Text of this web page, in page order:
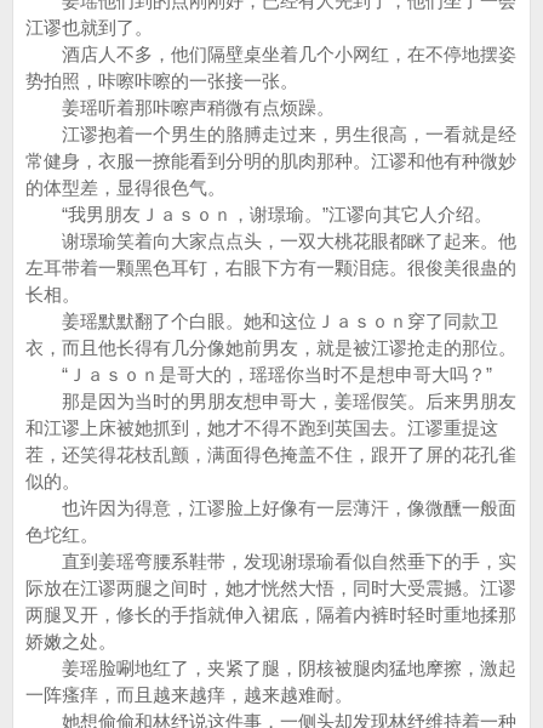
江谬也就到了。
酒店人不多，他们隔壁桌坐着几个小网红，在不停地摆姿
势拍照，咔嚓咔嚓的一张接一张。
姜瑶听着那咔嚓声稍微有点烦躁。
江谬抱着一个男生的胳膊走过来，男生很高，一看就是经
常健身，衣服一撩能看到分明的肌肉那种。江谬和他有种微妙
的体型差，显得很色气。
“我男朋友Ｊａｓｏｎ，谢璟瑜。”江谬向其它人介绍。
谢璟瑜笑着向大家点点头，一双大桃花眼都眯了起来。他
左耳带着一颗黑色耳钉，右眼下方有一颗泪痣。很俊美很蛊的
长相。
姜瑶默默翻了个白眼。她和这位Ｊａｓｏｎ穿了同款卫
衣，而且他长得有几分像她前男友，就是被江谬抢走的那位。
“Ｊａｓｏｎ是哥大的，瑶瑶你当时不是想申哥大吗？”
那是因为当时的男朋友想申哥大，姜瑶假笑。后来男朋友
和江谬上床被她抓到，她才不得不跑到英国去。江谬重提这
茬，还笑得花枝乱颤，满面得色掩盖不住，跟开了屏的花孔雀
似的。
也许因为得意，江谬脸上好像有一层薄汗，像微醺一般面
色坨红。
直到姜瑶弯腰系鞋带，发现谢璟瑜看似自然垂下的手，实
际放在江谬两腿之间时，她才恍然大悟，同时大受震撼。江谬
两腿叉开，修长的手指就伸入裙底，隔着内裤时轻时重地揉那
娇嫩之处。
姜瑶脸唰地红了，夹紧了腿，阴核被腿肉猛地摩擦，激起
一阵瘙痒，而且越来越痒，越来越难耐。
她想偷偷和林纾说这件事，一侧头却发现林纾维持着一种